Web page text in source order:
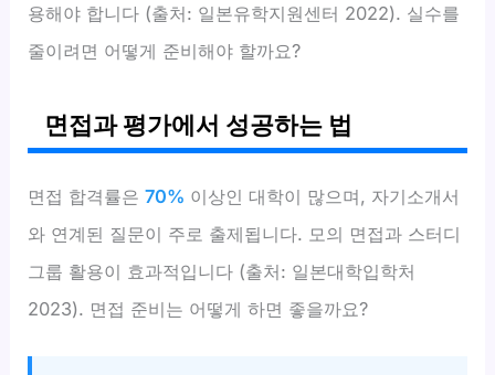
용해야 합니다 (출처: 일본유학지원센터 2022). 실수를
줄이려면 어떻게 준비해야 할까요?
면접과 평가에서 성공하는 법
면접 합격률은70% 이상인 대학이 많으며, 자기소개서
와 연계된 질문이 주로 출제됩니다. 모의 면접과 스터디
그룹 활용이 효과적입니다 (출처: 일본대학입학처
2023). 면접 준비는 어떻게 하면 좋을까요?